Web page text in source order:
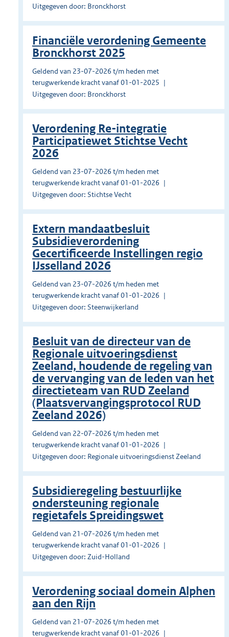
Uitgegeven door: Bronckhorst
Financiële verordening Gemeente
Bronckhorst 2025
Geldend van 23-07-2026 t/m heden met
terugwerkende kracht vanaf 01-01-2025
Uitgegeven door: Bronckhorst
Verordening Re-integratie
Participatiewet Stichtse Vecht
2026
Geldend van 23-07-2026 t/m heden met
terugwerkende kracht vanaf 01-01-2026
Uitgegeven door: Stichtse Vecht
Extern mandaatbesluit
Subsidieverordening
Gecertificeerde Instellingen regio
IJsselland 2026
Geldend van 23-07-2026 t/m heden met
terugwerkende kracht vanaf 01-01-2026
Uitgegeven door: Steenwijkerland
Besluit van de directeur van de
Regionale uitvoeringsdienst
Zeeland, houdende de regeling van
de vervanging van de leden van het
directieteam van RUD Zeeland
(Plaatsvervangingsprotocol RUD
Zeeland 2026)
Geldend van 22-07-2026 t/m heden met
terugwerkende kracht vanaf 01-01-2026
Uitgegeven door: Regionale uitvoeringsdienst Zeeland
Subsidieregeling bestuurlijke
ondersteuning regionale
regietafels Spreidingswet
Geldend van 21-07-2026 t/m heden met
terugwerkende kracht vanaf 01-01-2026
Uitgegeven door: Zuid-Holland
Verordening sociaal domein Alphen
aan den Rijn
Geldend van 21-07-2026 t/m heden met
terugwerkende kracht vanaf 01-01-2026